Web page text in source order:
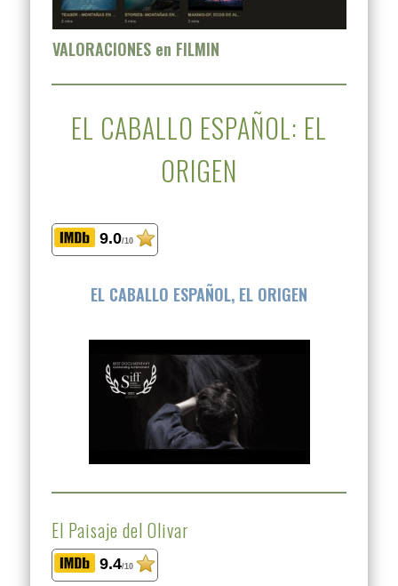
VALORACIONES en FILMIN
EL CABALLO ESPAÑOL: EL
ORIGEN
9.0/10
EL CABALLO ESPAÑOL, EL ORIGEN
El Paisaje del Olivar
9.4/10